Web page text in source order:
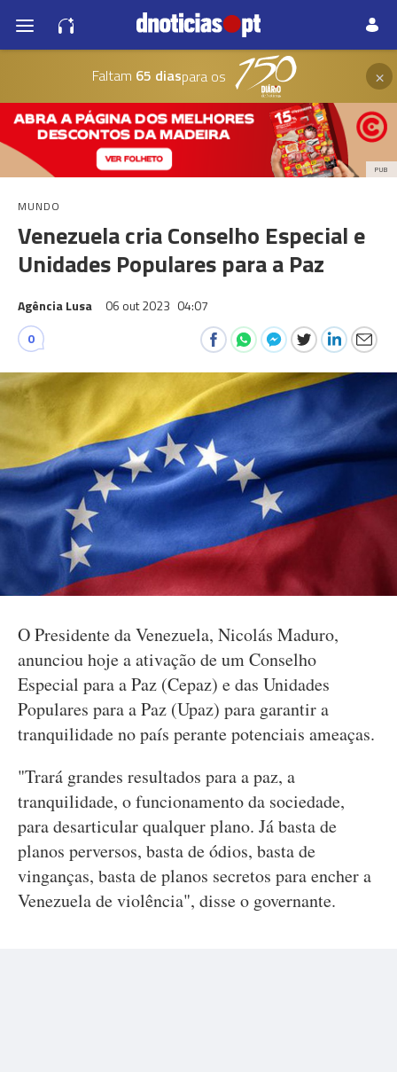
Faltam 65 diaspara os ×
PUB
MUNDO
Venezuela cria Conselho Especial e
Unidades Populares para a Paz
Agência Lusa 06 out 2023 04:07
0
O Presidente da Venezuela, Nicolás Maduro,
anunciou hoje a ativação de um Conselho
Especial para a Paz (Cepaz) e das Unidades
Populares para a Paz (Upaz) para garantir a
tranquilidade no país perante potenciais ameaças.
"Trará grandes resultados para a paz, a
tranquilidade, o funcionamento da sociedade,
para desarticular qualquer plano. Já basta de
planos perversos, basta de ódios, basta de
vinganças, basta de planos secretos para encher a
Venezuela de violência", disse o governante.